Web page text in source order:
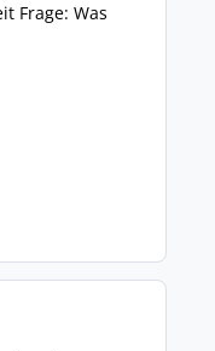
Frage: Was